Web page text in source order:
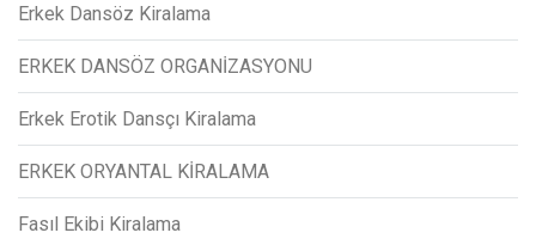
Erkek Dansöz Kiralama
ERKEK DANSÖZ ORGANİZASYONU
Erkek Erotik Dansçı Kiralama
ERKEK ORYANTAL KİRALAMA
Fasıl Ekibi Kiralama